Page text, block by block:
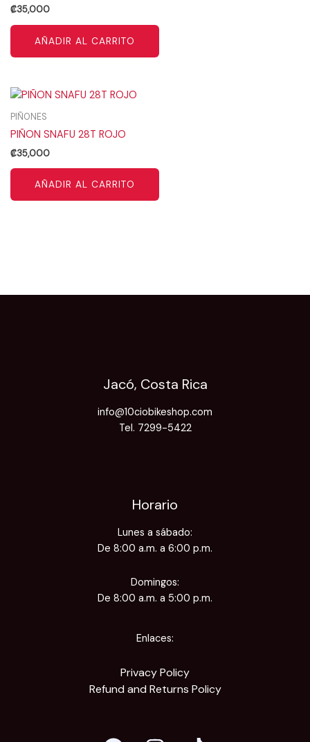
₡35,000
AÑADIR AL CARRITO
PIÑONES
PIÑON SNAFU 28T ROJO
₡35,000
AÑADIR AL CARRITO
Jacó, Costa Rica
info@10ciobikeshop.com
Tel. 7299-5422
Horario
Lunes a sábado:
De 8:00 a.m. a 6:00 p.m.
Domingos:
De 8:00 a.m. a 5:00 p.m.
Enlaces:
Privacy Policy
Refund and Returns Policy